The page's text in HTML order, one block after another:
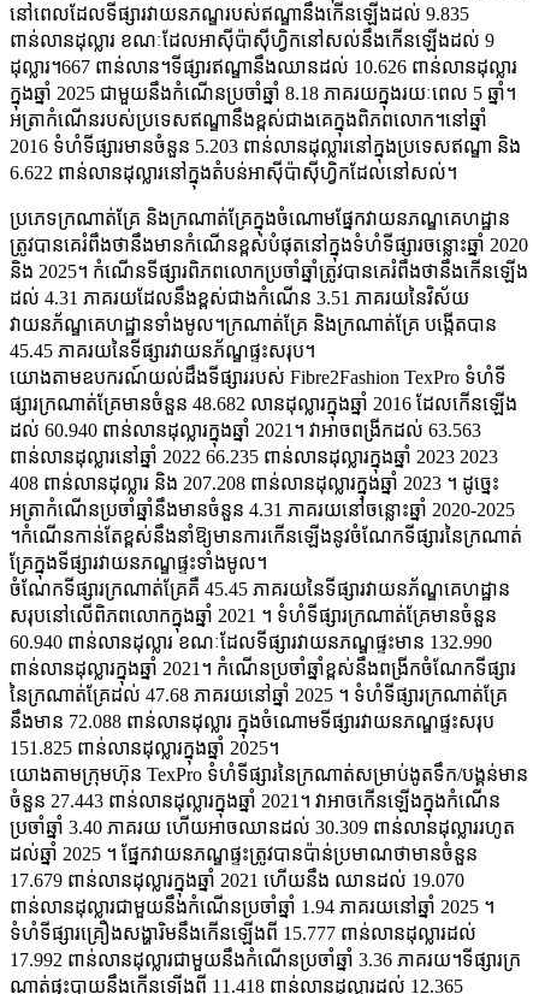
នៅពេលដែលទីផ្សារវាយនភណ្ឌរបស់ឥណ្ឌានឹងកើនឡើងដល់ 9.835
ពាន់លានដុល្លារ ខណៈដែលអាស៊ីប៉ាស៊ីហ្វិកនៅសល់នឹងកើនឡើងដល់ 9
ដុល្លារ។667 ពាន់លាន។ទីផ្សារឥណ្ឌានឹងឈានដល់ 10.626 ពាន់លានដុល្លារ
ក្នុងឆ្នាំ 2025 ជាមួយនឹងកំណើនប្រចាំឆ្នាំ 8.18 ភាគរយក្នុងរយៈពេល 5 ឆ្នាំ។
អត្រាកំណើនរបស់ប្រទេសឥណ្ឌានឹងខ្ពស់ជាងគេក្នុងពិភពលោក។នៅឆ្នាំ
2016 ទំហំទីផ្សារមានចំនួន 5.203 ពាន់លានដុល្លារនៅក្នុងប្រទេសឥណ្ឌា និង
6.622 ពាន់លានដុល្លារនៅក្នុងតំបន់អាស៊ីប៉ាស៊ីហ្វិកដែលនៅសល់។
ប្រភេទក្រណាត់គ្រែ និងក្រណាត់គ្រែក្នុងចំណោមផ្នែកវាយនភណ្ឌគេហដ្ឋាន
ត្រូវបានគេរំពឹងថានឹងមានកំណើនខ្ពស់បំផុតនៅក្នុងទំហំទីផ្សារចន្លោះឆ្នាំ 2020
និង 2025។ កំណើនទីផ្សារពិភពលោកប្រចាំឆ្នាំត្រូវបានគេរំពឹងថានឹងកើនឡើង
ដល់ 4.31 ភាគរយដែលនឹងខ្ពស់ជាងកំណើន 3.51 ភាគរយនៃវិស័យ
វាយនភ័ណ្ឌគេហដ្ឋានទាំងមូល។ក្រណាត់គ្រែ និងក្រណាត់គ្រែ បង្កើតបាន
45.45 ភាគរយនៃទីផ្សារវាយនភ័ណ្ឌផ្ទះសរុប។
យោងតាមឧបករណ៍យល់ដឹងទីផ្សាររបស់ Fibre2Fashion TexPro ទំហំទី
ផ្សារក្រណាត់គ្រែមានចំនួន 48.682 លានដុល្លារក្នុងឆ្នាំ 2016 ដែលកើនឡើង
ដល់ 60.940 ពាន់លានដុល្លារក្នុងឆ្នាំ 2021។ វាអាចពង្រីកដល់ 63.563
ពាន់លានដុល្លារនៅឆ្នាំ 2022 66.235 ពាន់លានដុល្លារក្នុងឆ្នាំ 2023 2023
408 ពាន់លានដុល្លារ និង 207.208 ពាន់លានដុល្លារក្នុងឆ្នាំ 2023 ។ ដូច្នេះ
អត្រាកំណើនប្រចាំឆ្នាំនឹងមានចំនួន 4.31 ភាគរយនៅចន្លោះឆ្នាំ 2020-2025
។កំណើនកាន់តែខ្ពស់នឹងនាំឱ្យមានការកើនឡើងនូវចំណែកទីផ្សារនៃក្រណាត់
គ្រែក្នុងទីផ្សារវាយនភណ្ឌផ្ទះទាំងមូល។
ចំណែកទីផ្សារក្រណាត់គ្រែគឺ 45.45 ភាគរយនៃទីផ្សារវាយនភ័ណ្ឌគេហដ្ឋាន
សរុបនៅលើពិភពលោកក្នុងឆ្នាំ 2021 ។ ទំហំទីផ្សារក្រណាត់គ្រែមានចំនួន
60.940 ពាន់លានដុល្លារ ខណៈដែលទីផ្សារវាយនភណ្ឌផ្ទះមាន 132.990
ពាន់លានដុល្លារក្នុងឆ្នាំ 2021។ កំណើនប្រចាំឆ្នាំខ្ពស់នឹងពង្រីកចំណែកទីផ្សារ
នៃក្រណាត់គ្រែដល់ 47.68 ភាគរយនៅឆ្នាំ 2025 ។ ទំហំទីផ្សារក្រណាត់គ្រែ
នឹងមាន 72.088 ពាន់លានដុល្លារ ក្នុងចំណោមទីផ្សារវាយនភណ្ឌផ្ទះសរុប
151.825 ពាន់លានដុល្លារក្នុងឆ្នាំ 2025។
យោងតាមក្រុមហ៊ុន TexPro ទំហំទីផ្សារនៃក្រណាត់សម្រាប់ងូតទឹក/បង្គន់មាន
ចំនួន 27.443 ពាន់លានដុល្លារក្នុងឆ្នាំ 2021។ វាអាចកើនឡើងក្នុងកំណើន
ប្រចាំឆ្នាំ 3.40 ភាគរយ ហើយអាចឈានដល់ 30.309 ពាន់លានដុល្លាររហូត
ដល់ឆ្នាំ 2025 ។ ផ្នែកវាយនភណ្ឌផ្ទះត្រូវបានប៉ាន់ប្រមាណថាមានចំនួន
17.679 ពាន់លានដុល្លារក្នុងឆ្នាំ 2021 ហើយនឹង ឈានដល់ 19.070
ពាន់លានដុល្លារជាមួយនឹងកំណើនប្រចាំឆ្នាំ 1.94 ភាគរយនៅឆ្នាំ 2025 ។
ទំហំទីផ្សារគ្រឿងសង្ហារិមនឹងកើនឡើងពី 15.777 ពាន់លានដុល្លារដល់
17.992 ពាន់លានដុល្លារជាមួយនឹងកំណើនប្រចាំឆ្នាំ 3.36 ភាគរយ។ទីផ្សារក្រ
ណាត់ផ្ទះបាយនឹងកើនឡើងពី 11.418 ពាន់លានដុល្លារដល់ 12.365